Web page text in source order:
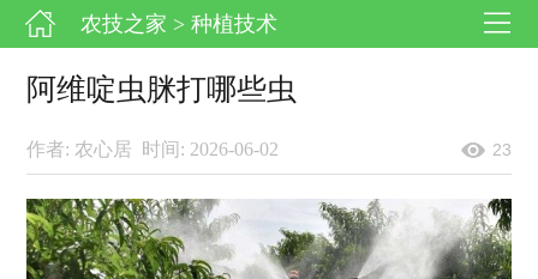
农技之家 > 种植技术
阿维啶虫脒打哪些虫
作者: 农心居 时间: 2026-06-02 23